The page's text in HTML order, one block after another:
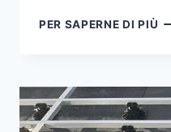
PER SAPERNE DI PIÙ IL
I